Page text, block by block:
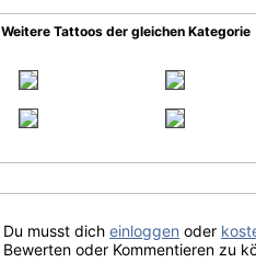
Weitere Tattoos der gleichen Kategorie
Du musst dich einloggen oder
Bewerten oder Kommentieren zu